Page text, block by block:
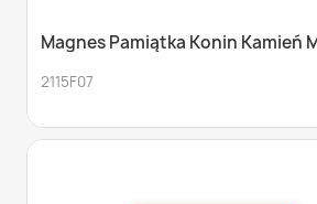
Magnes Pamiątka Konin Kamień
2115F07